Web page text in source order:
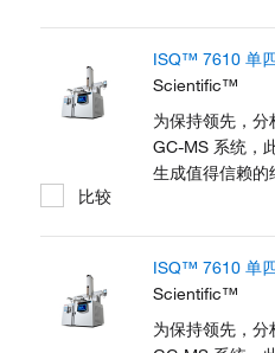
及智能软件使仪
可能提高样品处
新扩展的线性动
度可以确保您在
上保持领先。
ISQ™ 7610 单
Scientific™
为保持领先，
GC-MS 系统，
生成值得信赖
都能提供一致
NeverVent™ 技
及智能软件使仪
比较
ISQ™ 7610 单
Scientific™
为保持领先，